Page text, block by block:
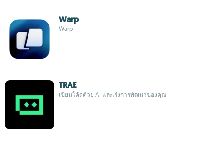
Warp
Warp
TRAE
เขียนโค้ดด้วย AI และเร่งการพัฒนาของคุณ